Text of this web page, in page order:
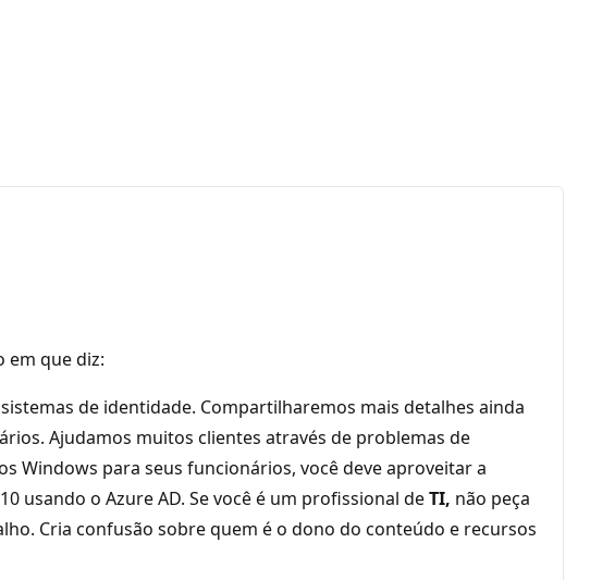
em que diz:
de identidade. Compartilharemos mais detalhes ainda
Ajudamos muitos clientes através de problemas de
Windows para seus funcionários, você deve aproveitar a
usando o Azure AD. Se você é um profissional deTI, não peça
Cria confusão sobre quem é o dono do conteúdo e recursos